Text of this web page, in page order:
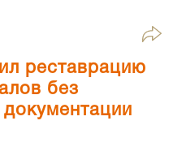
реставрацию
без